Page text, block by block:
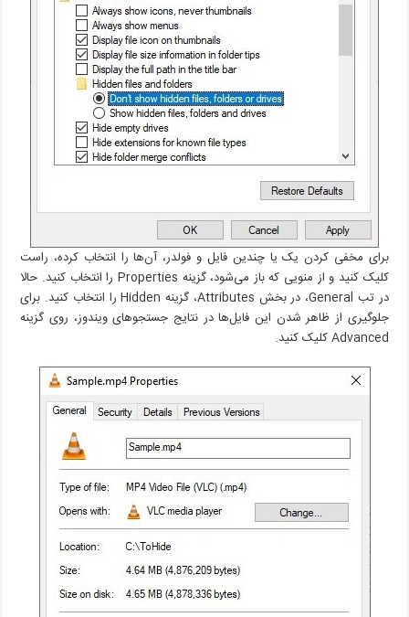
برای مخفی کردن یک یا چندین فایل و فولدر، آن‌ها را انتخاب کرده، راست
کلیک کنید و از منویی که باز می‌شود، گزینه Properties را انتخاب کنید. حالا
در تب General، در بخش Attributes، گزینه Hidden را انتخاب کنید. برای
جلوگیری از ظاهر شدن این فایل‌ها در نتایج جستجوهای ویندوز، روی گزینه
Advanced کلیک کنید.